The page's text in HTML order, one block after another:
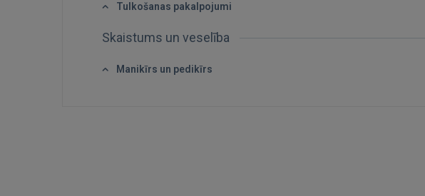
Tulkošanas pakalpojumi
Skaistums un veselība
Manikīrs un pedikīrs